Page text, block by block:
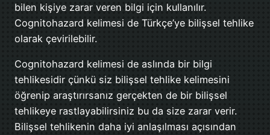
bilen kişiye zarar veren bilgi için kullanılır.
Cognitohazard kelimesi de Türkçe’ye bilişsel tehlike
olarak çevirilebilir.
Cognitohazard kelimesi de aslında bir bilgi
tehlikesidir çünkü siz bilişsel tehlike kelimesini
öğrenip araştırırsanız gerçekten de bir bilişsel
tehlikeye rastlayabilirsiniz bu da size zarar verir.
Bilişsel tehlikenin daha iyi anlaşılması açısından